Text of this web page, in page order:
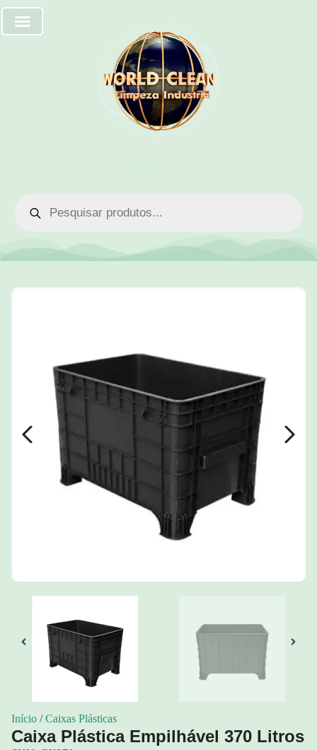
Início /Caixas Plásticas
Caixa Plástica Empilhável 370 Litros